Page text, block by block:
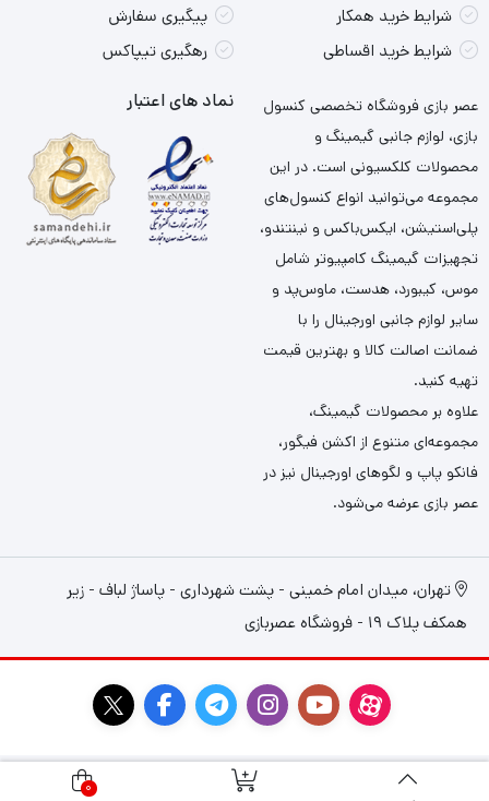
شرایط خرید همکار
شرایط خرید اقساطی
پیگیری سفارش
رهگیری تیپاکس
عصر بازی فروشگاه تخصصی کنسول
بازی، لوازم جانبی گیمینگ و
محصولات کلکسیونی است. در این
مجموعه می‌توانید انواع کنسول‌های
پلی‌استیشن، ایکس‌باکس و نینتندو،
تجهیزات گیمینگ کامپیوتر شامل
موس، کیبورد، هدست، ماوس‌پد و
سایر لوازم جانبی اورجینال را با
ضمانت اصالت کالا و بهترین قیمت
تهیه کنید.
علاوه بر محصولات گیمینگ،
مجموعه‌ای متنوع از اکشن فیگور،
فانکو پاپ و لگوهای اورجینال نیز در
عصر بازی عرضه می‌شود.
نماد های اعتبار
تهران، میدان امام خمینی - پشت شهرداری - پاساژ لباف - زیر
همکف پلاک 19 - فروشگاه عصربازی
0